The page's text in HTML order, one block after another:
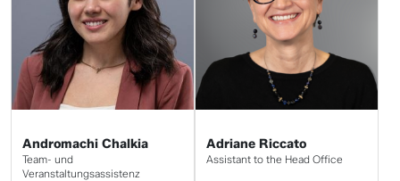
Andromachi Chalkia
Team- und
Veranstaltungsassistenz
Adriane Riccato
Assistant to the Head Office